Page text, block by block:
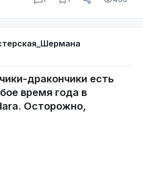
дракончики есть
время года в
Осторожно,